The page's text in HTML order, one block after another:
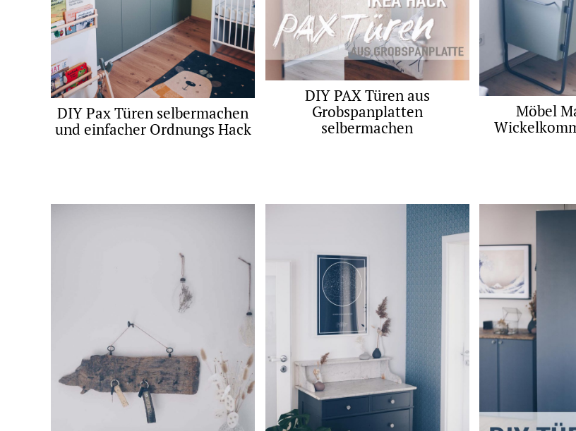
DIY Pax Türen selbermachen
und einfacher Ordnungs Hack
DIY PAX Türen aus
Grobspanplatten
selbermachen
Möbel